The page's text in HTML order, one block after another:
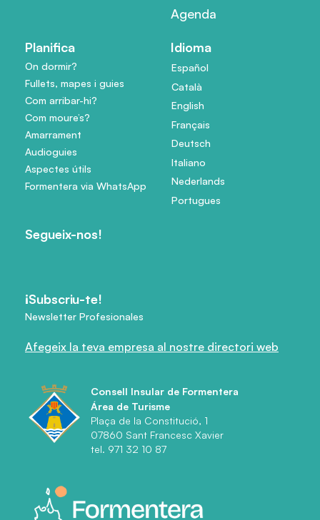
Agenda
Planifica
On dormir?
Fullets, mapes i guies
Com arribar-hi?
Com moure’s?
Amarrament
Audioguies
Aspectes útils
Formentera via WhatsApp
Idioma
Español
Català
English
Français
Deutsch
Italiano
Nederlands
Portugues
Segueix-nos!
¡Subscriu-te!
Newsletter Profesionales
Afegeix la teva empresa al nostre directori web
Consell Insular de Formentera
Área de Turisme
Plaça de la Constitució, 1
07860 Sant Francesc Xavier
tel. 971 32 10 87